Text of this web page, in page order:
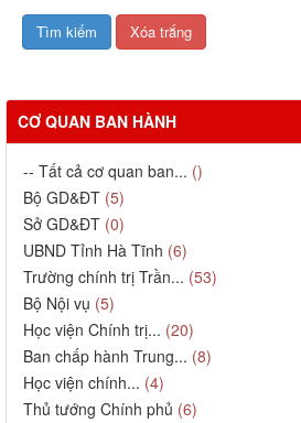
CƠ QUAN BAN HÀNH
-- Tất cả cơ quan ban... ()
Bộ GD&ĐT (5)
Sở GD&ĐT (0)
UBND Tỉnh Hà Tĩnh (6)
Trường chính trị Trần... (53)
Bộ Nội vụ (5)
Học viện Chính trị... (20)
Ban chấp hành Trung... (8)
Học viện chính... (4)
Thủ tướng Chính phủ (6)